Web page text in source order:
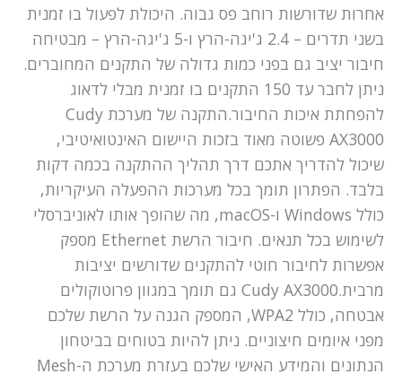
אחרות שדורשות רוחב פס גבוה. היכולת לפעול בו זמנית
בשני תדרים – 2.4 ג'יגה-הרץ ו-5 ג'יגה-הרץ – מבטיחה
חיבור יציב גם בפני כמות גדולה של התקנים המחוברים.
ניתן לחבר עד 150 התקנים בו זמנית מבלי לדאוג
להפחתת איכות החיבור.התקנה של מערכת Cudy
AX3000 פשוטה מאוד בזכות היישום האינטואיטיבי,
שיכול להדריך אתכם דרך תהליך ההתקנה בכמה דקות
בלבד. הפתרון תומך בכל מערכות ההפעלה העיקריות,
כולל Windows ו-macOS, מה שהופך אותו לאוניברסלי
לשימוש בכל תנאים. חיבור הרשת Ethernet מספק
אפשרות לחיבור חוטי להתקנים שדורשים יציבות
מרבית.Cudy AX3000 גם תומך במגוון פרוטוקולים
אבטחה, כולל WPA2, המספק הגנה על הרשת שלכם
מפני איומים חיצוניים. ניתן להיות בטוחים בביטחון
הנתונים והמידע האישי שלכם בעזרת מערכת ה-Mesh